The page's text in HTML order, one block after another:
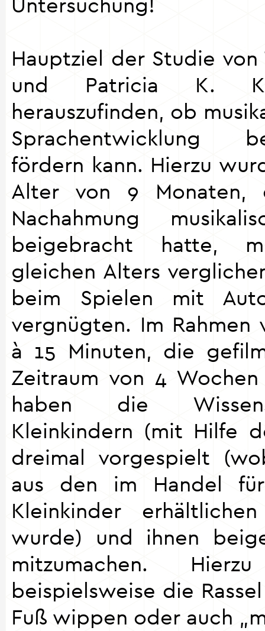
Hauptziel der Studie von
und Patricia K.
herauszufinden, ob
Sprachentwicklung
fördern kann. Hierzu
Alter von 9 Monaten,
Nachahmung
beigebracht hatte,
gleichen Alters
beim Spielen mit
vergnügten. Im Rahmen
à 15 Minuten, die
Zeitraum von 4
haben die
Kleinkindern (mit Hilfe
dreimal vorgespielt
aus den im Handel
Kleinkinder
wurde) und ihnen
mitzumachen.
beispielsweise die
Fuß wippen oder auch